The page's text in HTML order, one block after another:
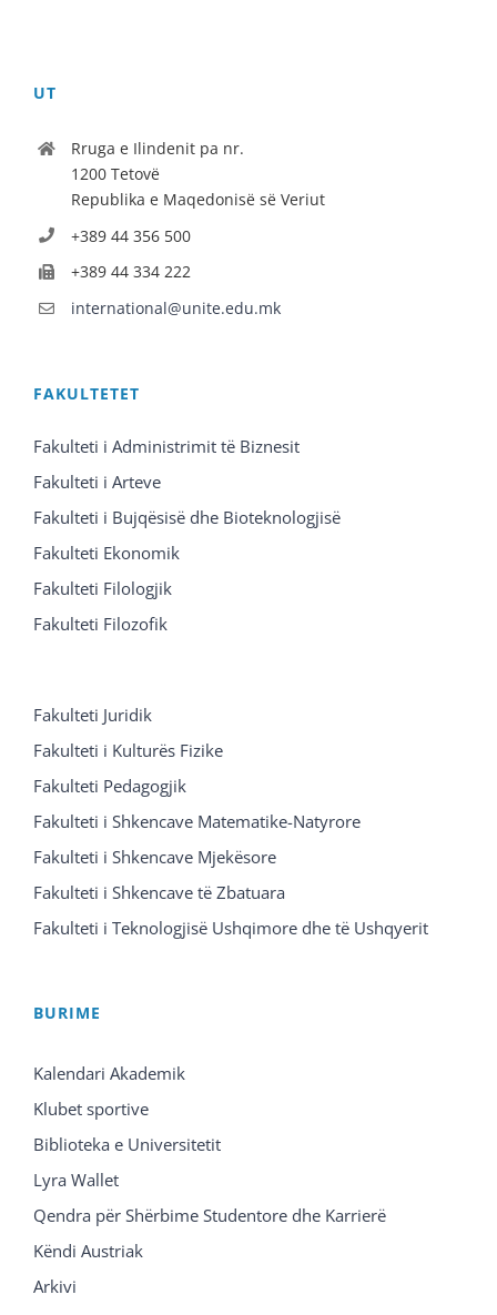
UT
Rruga e Ilindenit pa nr.
1200 Tetovë
Republika e Maqedonisë së Veriut
+389 44 356 500
+389 44 334 222
international@unite.edu.mk
FAKULTETET
Fakulteti i Administrimit të Biznesit
Fakulteti i Arteve
Fakulteti i Bujqësisë dhe Bioteknologjisë
Fakulteti Ekonomik
Fakulteti Filologjik
Fakulteti Filozofik
Fakulteti Juridik
Fakulteti i Kulturës Fizike
Fakulteti Pedagogjik
Fakulteti i Shkencave Matematike-Natyrore
Fakulteti i Shkencave Mjekësore
Fakulteti i Shkencave të Zbatuara
Fakulteti i Teknologjisë Ushqimore dhe të Ushqyerit
BURIME
Kalendari Akademik
Klubet sportive
Biblioteka e Universitetit
Lyra Wallet
Qendra për Shërbime Studentore dhe Karrierë
Këndi Austriak
Arkivi